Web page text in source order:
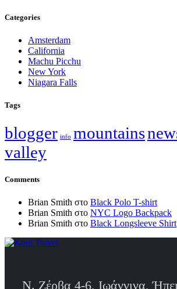
Categories
Amsterdam
California
Machu Picchu
New York
Niagara Falls
Tags
blogger info mountains
valley
Comments
Brian Smith στο Black Polo T-shirt
Brian Smith στο NYC Logo Backpack
Brian Smith στο Black Longsleeve Shirt
Ν. Ζέρβα 4-6, Ιωάννινα,